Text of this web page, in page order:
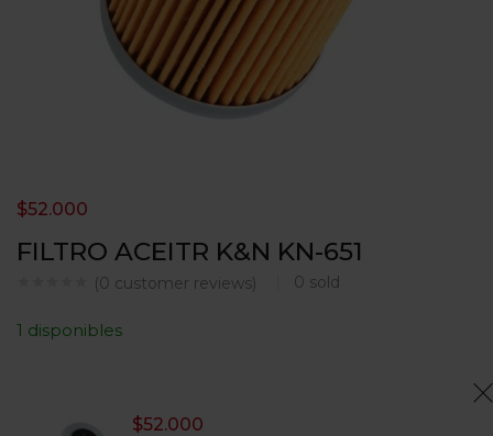
FILTRO ACEITR K&N KN-651
(0 customer reviews) 0 sold
$52.000
1 disponibles
$52.000